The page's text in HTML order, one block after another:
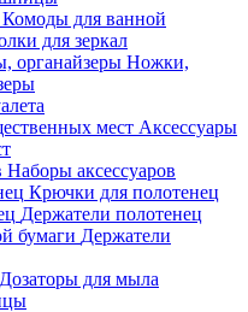
Комоды для ванной
для зеркал
Ножки,
Аксессуары
Наборы аксессуаров
Крючки для полотенец
Держатели полотенец
Держатели
Дозаторы для мыла